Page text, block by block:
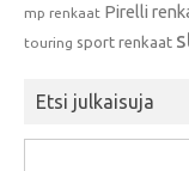
mp renkaat Pirelli
touring sport renkaat
Etsi julkaisuja